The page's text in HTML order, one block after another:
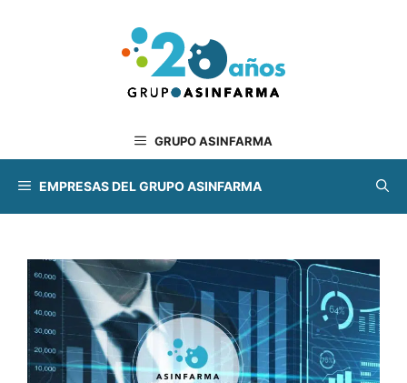
GRUPO ASINFARMA
EMPRESAS DEL GRUPO ASINFARMA